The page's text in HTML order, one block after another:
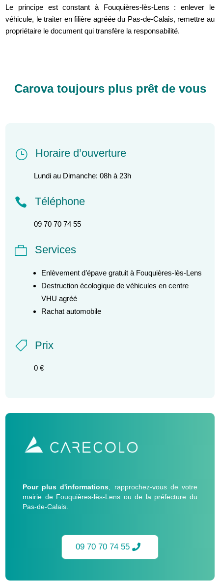
Le principe est constant à Fouquières-lès-Lens : enlever le
véhicule, le traiter en filière agréée du Pas-de-Calais, remettre au
propriétaire le document qui transfère la responsabilité.
Carova toujours plus prêt de vous
} Horaire d’ouverture
Lundi au Dimanche: 08h à 23h
 Téléphone
09 70 70 74 55
 Services
Enlèvement d’épave gratuit à Fouquières-lès-Lens
Destruction écologique de véhicules en centre
VHU agréé
Rachat automobile
 Prix
0 €
Pour plus d'informations , rapprochez-vous de votre
mairie de Fouquières-lès-Lens ou de la préfecture du
Pas-de-Calais.
09 70 70 74 55